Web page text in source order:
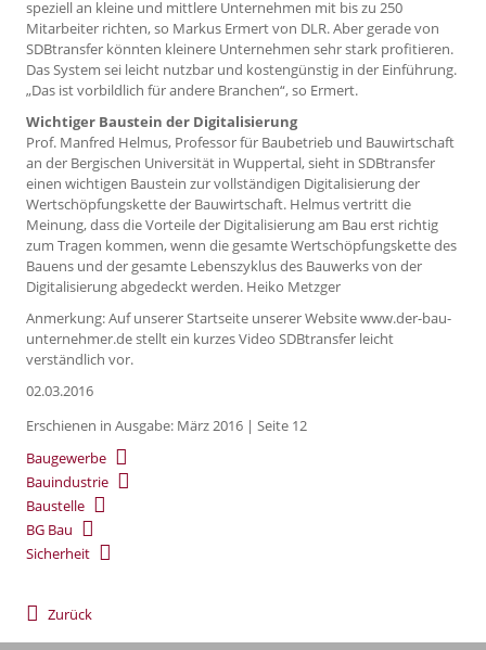
speziell an kleine und mittlere Unternehmen mit bis zu 250
Mitarbeiter richten, so Markus Ermert von DLR. Aber gerade von
SDBtransfer könnten kleinere Unternehmen sehr stark profitieren.
Das System sei leicht nutzbar und kostengünstig in der Einführung.
„Das ist vorbildlich für andere Branchen“, so Ermert.
Wichtiger Baustein der Digitalisierung
Prof. Manfred Helmus, Professor für Baubetrieb und Bauwirtschaft
an der Bergischen Universität in Wuppertal, sieht in SDBtransfer
einen wichtigen Baustein zur vollständigen Digitalisierung der
Wertschöpfungskette der Bauwirtschaft. Helmus vertritt die
Meinung, dass die Vorteile der Digitalisierung am Bau erst richtig
zum Tragen kommen, wenn die gesamte Wertschöpfungskette des
Bauens und der gesamte Lebenszyklus des Bauwerks von der
Digitalisierung abgedeckt werden. Heiko Metzger
Anmerkung: Auf unserer Startseite unserer Website www.der-bau-
unternehmer.de stellt ein kurzes Video SDBtransfer leicht
verständlich vor.
02.03.2016
Erschienen in Ausgabe: März 2016 | Seite 12
Baugewerbe
Bauindustrie
Baustelle
BG Bau
Sicherheit
Zurück